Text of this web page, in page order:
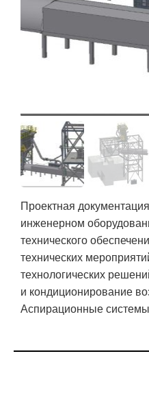
Проектная
инженерном
технического
технических
технологических
и кондиционирование
Аспирационные